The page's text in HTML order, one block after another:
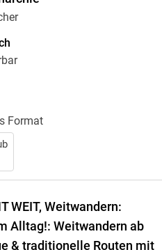
Format
WEIT, Weitwandern:
Alltag!: Weitwandern ab
& traditionelle Routen mit